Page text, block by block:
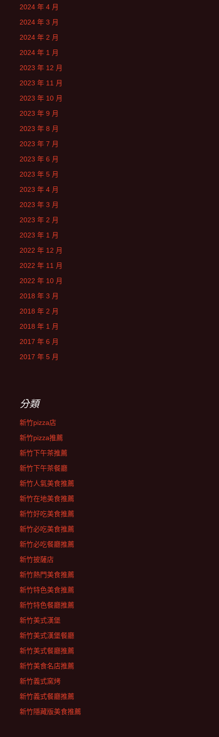
2024 年 4 月
2024 年 3 月
2024 年 2 月
2024 年 1 月
2023 年 12 月
2023 年 11 月
2023 年 10 月
2023 年 9 月
2023 年 8 月
2023 年 7 月
2023 年 6 月
2023 年 5 月
2023 年 4 月
2023 年 3 月
2023 年 2 月
2023 年 1 月
2022 年 12 月
2022 年 11 月
2022 年 10 月
2018 年 3 月
2018 年 2 月
2018 年 1 月
2017 年 6 月
2017 年 5 月
分類
新竹pizza店
新竹pizza推薦
新竹下午茶推薦
新竹下午茶餐廳
新竹人氣美食推薦
新竹在地美食推薦
新竹好吃美食推薦
新竹必吃美食推薦
新竹必吃餐廳推薦
新竹披薩店
新竹熱門美食推薦
新竹特色美食推薦
新竹特色餐廳推薦
新竹美式漢堡
新竹美式漢堡餐廳
新竹美式餐廳推薦
新竹美食名店推薦
新竹義式窯烤
新竹義式餐廳推薦
新竹隱藏版美食推薦